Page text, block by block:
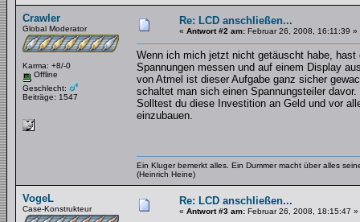
Crawler
Global Moderator
Karma: +8/-0
Offline
Geschlecht:
Beiträge: 1547
Re: LCD anschließen...
« Antwort #2 am: Februar 26, 2008, 16:11:39 »
Wenn ich mich jetzt nicht getäuscht habe,
Spannungen messen und auf einem Display
von Atmel ist dieser Aufgabe ganz sicher
schaltet man sich einen Spannungsteiler davor.
Solltest du diese Investition an Geld und vor
einzubauen.
Ein Kluger bemerkt alles. Ein Dummer macht über alles
(Heinrich Heine)
VogeL
Case-Konstrukteur
Re: LCD anschließen...
« Antwort #3 am: Februar 26, 2008, 18:15:47 »